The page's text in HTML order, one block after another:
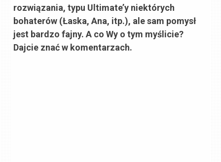
rozwiązania, typu Ultimate’y niektórych
bohaterów (Łaska, Ana, itp.), ale sam pomysł
jest bardzo fajny. A co Wy o tym myślicie?
Dajcie znać w komentarzach.